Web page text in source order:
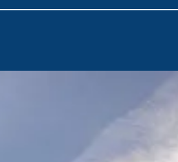
Bu zengin rota,Mallorca'nın kıyı
huzurunu ve adanın muhteşem